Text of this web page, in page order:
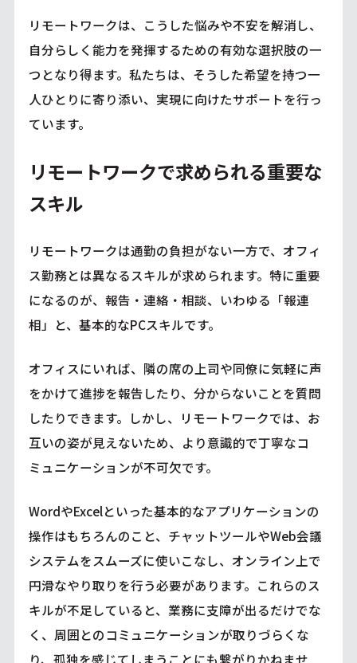
リモートワークは、こうした悩みや不安を解消し、
自分らしく能力を発揮するための有効な選択肢の一
つとなり得ます。私たちは、そうした希望を持つ一
人ひとりに寄り添い、実現に向けたサポートを行っ
ています。
リモートワークで求められる重要な
スキル
リモートワークは通勤の負担がない一方で、オフィ
ス勤務とは異なるスキルが求められます。特に重要
になるのが、報告・連絡・相談、いわゆる「報連
相」と、基本的なPCスキルです。
オフィスにいれば、隣の席の上司や同僚に気軽に声
をかけて進捗を報告したり、分からないことを質問
したりできます。しかし、リモートワークでは、お
互いの姿が見えないため、より意識的で丁寧なコ
ミュニケーションが不可欠です。
WordやExcelといった基本的なアプリケーションの
操作はもちろんのこと、チャットツールやWeb会議
システムをスムーズに使いこなし、オンライン上で
円滑なやり取りを行う必要があります。これらのス
キルが不足していると、業務に支障が出るだけでな
く、周囲とのコミュニケーションが取りづらくな
り、孤独を感じてしまうことにも繋がりかねませ